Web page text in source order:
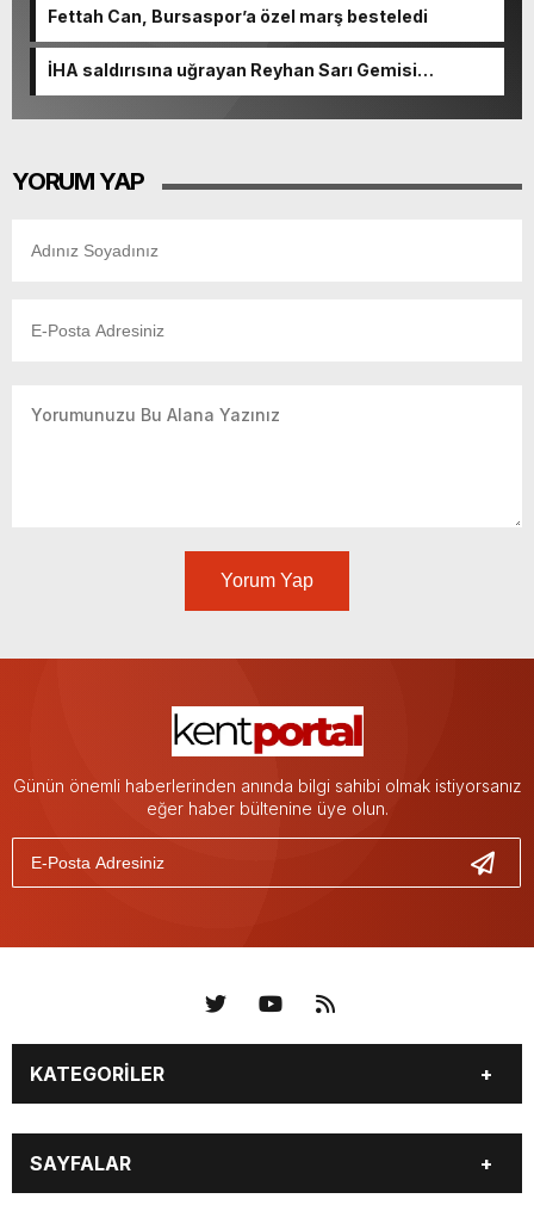
Fettah Can, Bursaspor’a özel marş besteledi
İHA saldırısına uğrayan Reyhan Sarı Gemisi
YORUM YAP
Yorum Yap
Günün önemli haberlerinden anında bilgi sahibi olmak istiyorsanız
eğer haber bültenine üye olun.
KATEGORİLER
KÜNYE BİZE ULAŞIN
SAYFALAR